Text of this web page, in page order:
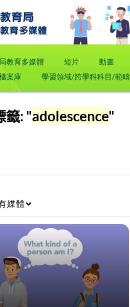
教育多媒體 短片 動畫
案庫
學習領域/跨學科科目/範疇
籤: "adolescence"
媒體